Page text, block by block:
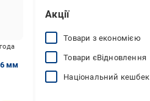
мм
Акції
Товари з економією
Товари єВідновлення
Національний кешбек